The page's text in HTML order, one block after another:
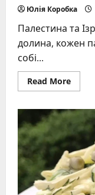
Юлія Коробка
Палестина та
долина, кожен
собі...
Read MoreRead
more
та
реалії
та
надії
на
мир